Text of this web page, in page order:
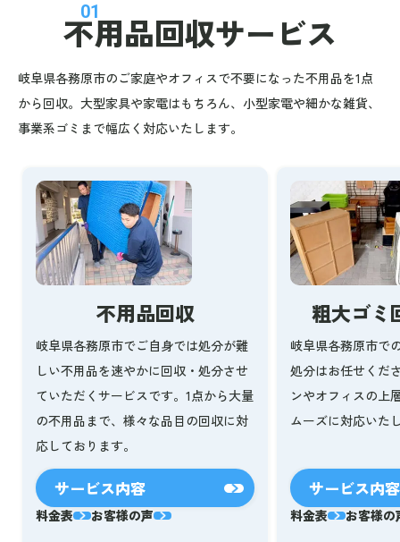
01
不用品回収サービス
岐阜県各務原市のご家庭やオフィスで不要になった不用品を1点
から回収。大型家具や家電はもちろん、小型家電や細かな雑貨、
事業系ゴミまで幅広く対応いたします。
不用品回収
岐阜県各務原市でご自身では処分が難
しい不用品を速やかに回収・処分させ
ていただくサービスです。1点から大量
の不用品まで、様々な品目の回収に対
応しております。
サービス内容
料金表 お客様の声
粗大ゴミ
岐阜県各務原市で
処分はお任せくだ
ンやオフィスの上
ムーズに対応いた
サービス内容
料金表 お客様の